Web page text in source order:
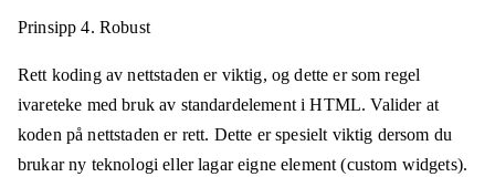
Prinsipp 4. Robust
Rett koding av nettstaden er viktig, og dette er som regel
ivareteke med bruk av standardelement i HTML. Valider at
koden på nettstaden er rett. Dette er spesielt viktig dersom du
brukar ny teknologi eller lagar eigne element (custom widgets).